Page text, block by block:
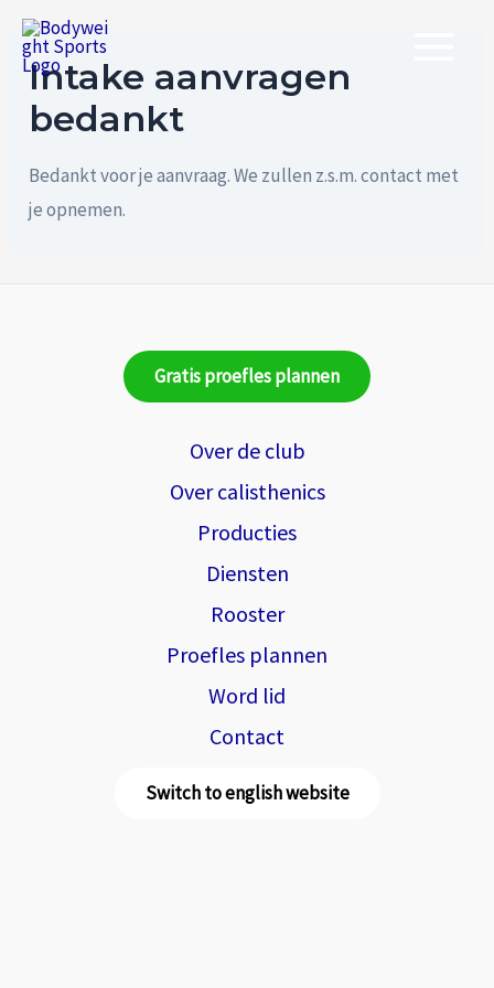
naar
inhoud
Intake aanvragen
bedankt
Bedankt voor je aanvraag. We zullen z.s.m. contact met
je opnemen.
Gratis proefles plannen
Over de club
Over calisthenics
Producties
Diensten
Rooster
Proefles plannen
Word lid
Contact
Switch to english website